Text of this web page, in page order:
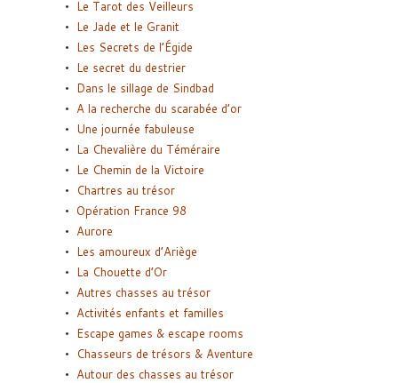
Le Tarot des Veilleurs
Le Jade et le Granit
Les Secrets de l’Égide
Le secret du destrier
Dans le sillage de Sindbad
A la recherche du scarabée d’or
Une journée fabuleuse
La Chevalière du Téméraire
Le Chemin de la Victoire
Chartres au trésor
Opération France 98
Aurore
Les amoureux d’Ariège
La Chouette d’Or
Autres chasses au trésor
Activités enfants et familles
Escape games & escape rooms
Chasseurs de trésors & Aventure
Autour des chasses au trésor